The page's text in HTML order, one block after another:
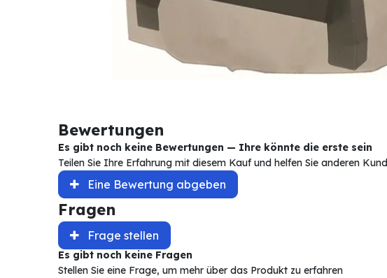
Bewertungen
Es gibt noch keine Bewertungen — Ihre könnte die erste sein
Teilen Sie Ihre Erfahrung mit diesem Kauf und helfen Sie anderen
Eine Bewertung abgeben
Fragen
Frage stellen
Es gibt noch keine Fragen
Stellen Sie eine Frage, um mehr über das Produkt zu erfahren